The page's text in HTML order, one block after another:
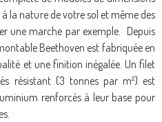
la nature de votre sol et même des
une marche par exemple. Depuis
Beethoven est fabriquée en
et une finition inégalée. Un filet
résistant (3 tonnes par m²) est
renforcés à leur base pour